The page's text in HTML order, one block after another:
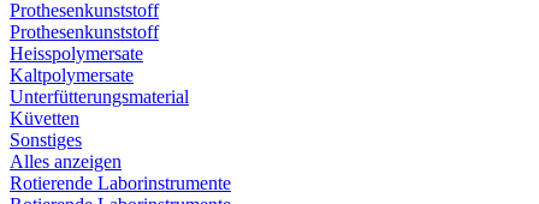
Prothesenkunststoff
Prothesenkunststoff
Heisspolymersate
Kaltpolymersate
Unterfütterungsmaterial
Küvetten
Sonstiges
Alles anzeigen
Rotierende Laborinstrumente